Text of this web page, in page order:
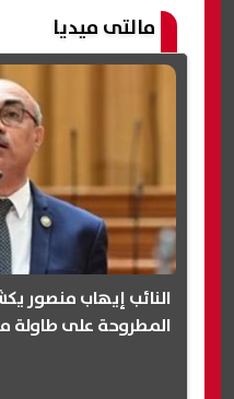
مالتى ميديا
النائب إيهاب منصور
المطروحة على طاولة